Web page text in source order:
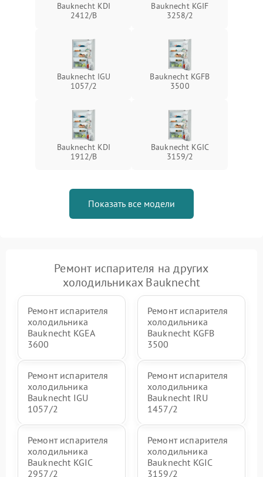
Bauknecht KDI
2412/B
Bauknecht KGIF
3258/2
Bauknecht IGU
1057/2
Bauknecht KGFB
3500
Bauknecht KDI
1912/B
Bauknecht KGIC
3159/2
Показать все модели
Ремонт испарителя на других
холодильниках Bauknecht
Ремонт испарителя
холодильника
Bauknecht KGEA
3600
Ремонт испарителя
холодильника
Bauknecht KGFB
3500
Ремонт испарителя
холодильника
Bauknecht IGU
1057/2
Ремонт испарителя
холодильника
Bauknecht IRU
1457/2
Ремонт испарителя
холодильника
Bauknecht KGIC
2957/2
Ремонт испарителя
холодильника
Bauknecht KGIC
3159/2